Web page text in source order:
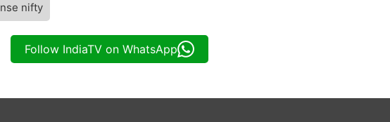
nse nifty
Follow IndiaTV on WhatsApp